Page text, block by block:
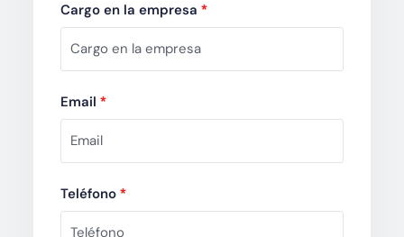
Cargo en la empresa *
Email *
Teléfono *